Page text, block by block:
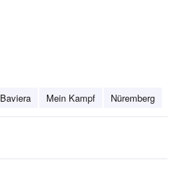
Baviera Mein Kampf Nüremberg